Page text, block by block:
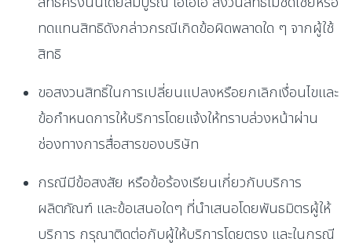
ทดแทนสิทธิดังกล่าวกรณีเกิดข้อผิดพลาดใด ๆ จากผู้ใช้
สิทธิ
ขอสงวนสิทธิ์ในการเปลี่ยนแปลงหรือยกเลิกเงื่อนไขและ
ข้อกำหนดการให้บริการโดยแจ้งให้ทราบล่วงหน้าผ่าน
ช่องทางการสื่อสารของบริษัท
กรณีมีข้อสงสัย หรือข้อร้องเรียนเกี่ยวกับบริการ
ผลิตภัณฑ์ และข้อเสนอใดๆ ที่นำเสนอโดยพันธมิตรผู้ให้
บริการ กรุณาติดต่อกับผู้ให้บริการโดยตรง และในกรณี